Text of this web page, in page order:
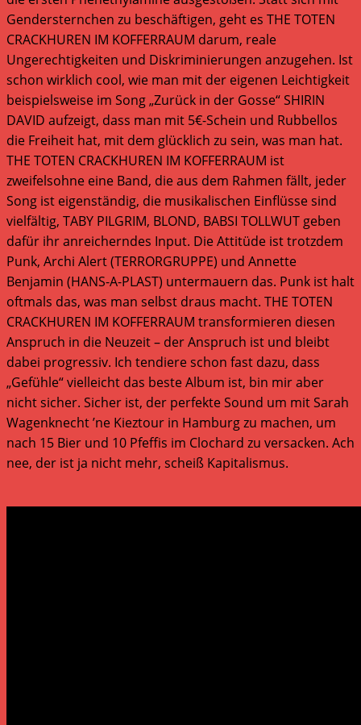
Gendersternchen zu beschäftigen, geht es THE TOTEN
CRACKHUREN IM KOFFERRAUM darum, reale
Ungerechtigkeiten und Diskriminierungen anzugehen. Ist
schon wirklich cool, wie man mit der eigenen Leichtigkeit
beispielsweise im Song „Zurück in der Gosse“ SHIRIN
DAVID aufzeigt, dass man mit 5€-Schein und Rubbellos
die Freiheit hat, mit dem glücklich zu sein, was man hat.
THE TOTEN CRACKHUREN IM KOFFERRAUM ist
zweifelsohne eine Band, die aus dem Rahmen fällt, jeder
Song ist eigenständig, die musikalischen Einflüsse sind
vielfältig, TABY PILGRIM, BLOND, BABSI TOLLWUT geben
dafür ihr anreicherndes Input. Die Attitüde ist trotzdem
Punk, Archi Alert (TERRORGRUPPE) und Annette
Benjamin (HANS-A-PLAST) untermauern das. Punk ist halt
oftmals das, was man selbst draus macht. THE TOTEN
CRACKHUREN IM KOFFERRAUM transformieren diesen
Anspruch in die Neuzeit – der Anspruch ist und bleibt
dabei progressiv. Ich tendiere schon fast dazu, dass
„Gefühle“ vielleicht das beste Album ist, bin mir aber
nicht sicher. Sicher ist, der perfekte Sound um mit Sarah
Wagenknecht ’ne Kieztour in Hamburg zu machen, um
nach 15 Bier und 10 Pfeffis im Clochard zu versacken. Ach
nee, der ist ja nicht mehr, scheiß Kapitalismus.